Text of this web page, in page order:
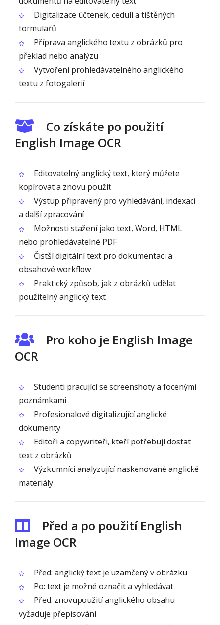
Digitalizace účtenek, cedulí a tištěných
formulářů
Příprava anglického textu z obrázků pro
překlad nebo analýzu
Vytvoření prohledávatelného anglického
textu z fotogalerií
Co získáte po použití
English Image OCR
Editovatelný anglický text, který můžete
kopírovat a znovu použít
Výstup připravený pro vyhledávání, indexaci
a další zpracování
Možnosti stažení jako text, Word, HTML
nebo prohledávatelné PDF
Čistší digitální text pro dokumentaci a
obsahové workflow
Praktický způsob, jak z obrázků udělat
použitelný anglický text
Pro koho je English Image
OCR
Studenti pracující se screenshoty a focenými
poznámkami
Profesionalové digitalizující anglické
dokumenty
Editoři a copywriteři, kteří potřebují dostat
text z obrázků
Výzkumníci analyzující naskenované anglické
materiály
Před a po použití English
Image OCR
Před: anglický text je uzamčený v obrázku
Po: text je možné označit a vyhledávat
Před: znovupoužití anglického obsahu
vyžaduje přepisování